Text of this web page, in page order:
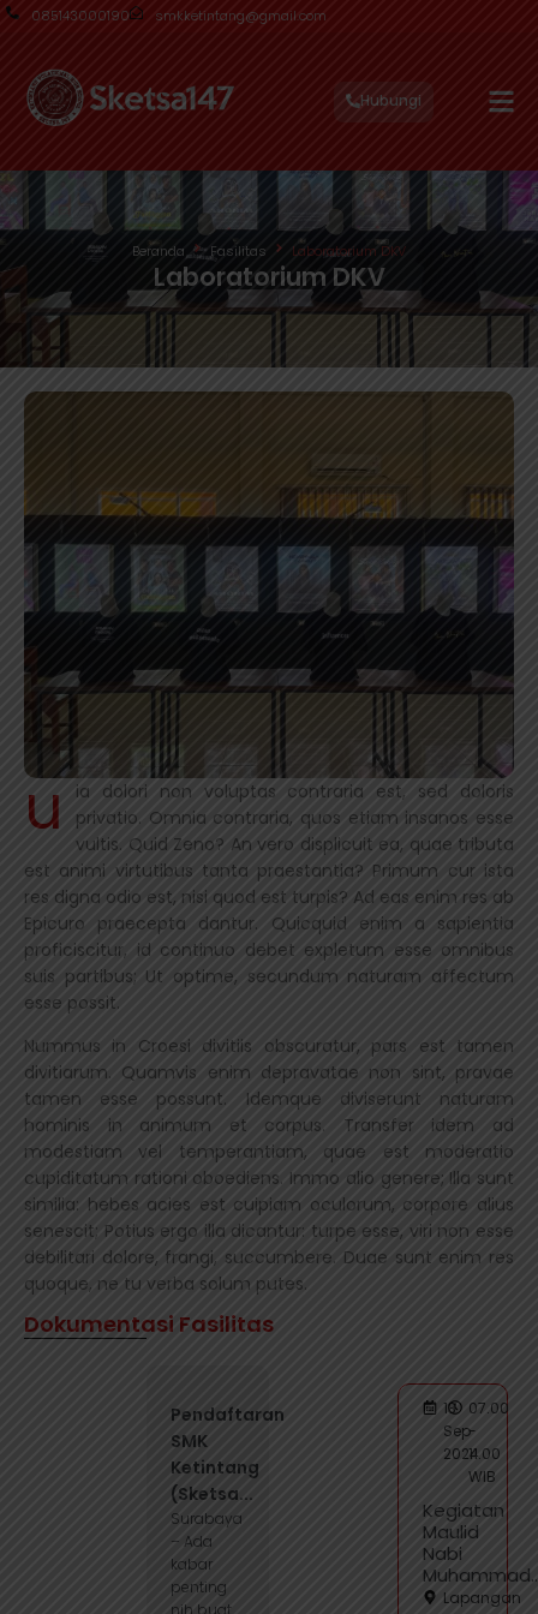
085143000190 smkketintang@gmail.com
Hubungi
Beranda Fasilitas Laboratorium DKV
Laboratorium DKV
u
ia dolori non voluptas contraria est, sed doloris
privatio. Omnia contraria, quos etiam insanos esse
vultis. Quid Zeno? An vero displicuit ea, quae tributa
est animi virtutibus tanta praestantia? Primum cur ista
res digna odio est, nisi quod est turpis? Ad eas enim res ab
Epicuro praecepta dantur. Quicquid enim a sapientia
proficiscitur, id continuo debet expletum esse omnibus
suis partibus; Ut optime, secundum naturam affectum
esse possit.
Nummus in Croesi divitiis obscuratur, pars est tamen
divitiarum. Quamvis enim depravatae non sint, pravae
tamen esse possunt. Idemque diviserunt naturam
hominis in animum et corpus. Transfer idem ad
modestiam vel temperantiam, quae est moderatio
cupiditatum rationi oboediens. Immo alio genere; Illa sunt
similia: hebes acies est cuipiam oculorum, corpore alius
senescit; Potius ergo illa dicantur: turpe esse, viri non esse
debilitari dolore, frangi, succumbere. Duae sunt enim res
quoque, ne tu verba solum putes.
Dokumentasi Fasilitas
Pendaftaran
SMK
Ketintang
(Sketsa...
Surabaya
– Ada
kabar
penting
nih buat
13
Sep
2024
07.00
-
11.00
WIB
Kegiatan
Maulid
Nabi
Lapangan